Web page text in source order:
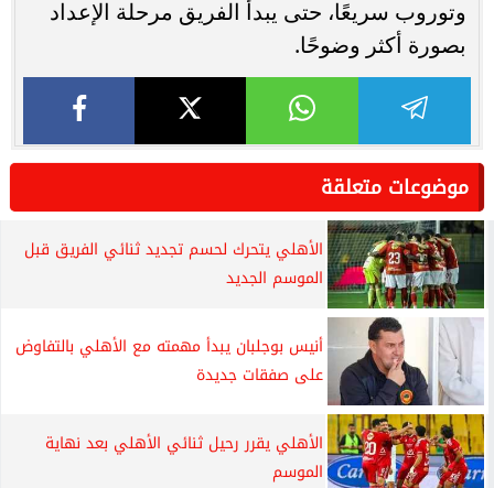
وتوروب سريعًا، حتى يبدأ الفريق مرحلة الإعداد
بصورة أكثر وضوحًا.
موضوعات متعلقة
الأهلي يتحرك لحسم تجديد ثنائي الفريق قبل
الموسم الجديد
أنيس بوجلبان يبدأ مهمته مع الأهلي بالتفاوض
على صفقات جديدة
الأهلي يقرر رحيل ثنائي الأهلي بعد نهاية
الموسم